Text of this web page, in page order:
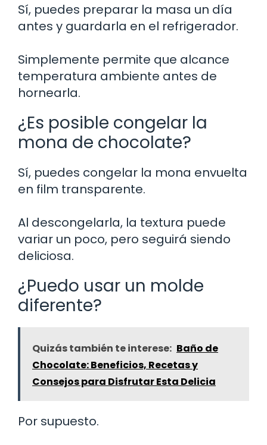
Sí, puedes preparar la masa un día
antes y guardarla en el refrigerador.
Simplemente permite que alcance
temperatura ambiente antes de
hornearla.
¿Es posible congelar la
mona de chocolate?
Sí, puedes congelar la mona envuelta
en film transparente.
Al descongelarla, la textura puede
variar un poco, pero seguirá siendo
deliciosa.
¿Puedo usar un molde
diferente?
Quizás también te interese: Baño de
Chocolate: Beneficios, Recetas y
Consejos para Disfrutar Esta Delicia
Por supuesto.